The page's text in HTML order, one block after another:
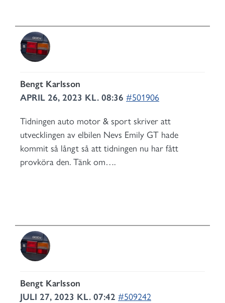
Bengt Karlsson
APRIL 26, 2023 KL. 08:36 #501906
Tidningen auto motor & sport skriver att
utvecklingen av elbilen Nevs Emily GT hade
kommit så långt så att tidningen nu har fått
provköra den. Tänk om….
Bengt Karlsson
JULI 27, 2023 KL. 07:42 #509242